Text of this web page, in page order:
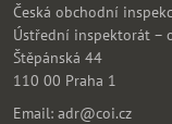
Česká obchodní
Ústřední inspektorát –
Štěpánská 44
110 00 Praha 1
Email: adr@coi.cz